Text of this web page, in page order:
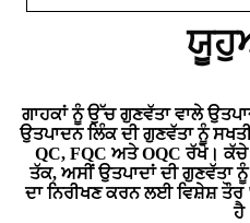
ਗਾਹਕਾਂ ਨੂੰ ਉੱਚ ਗੁਣਵੱਤਾ ਵਾਲੇ
ਉਤਪਾਦਨ ਲਿੰਕ ਦੀ ਗੁਣਵੱਤਾ ਨੂੰ
QC, FQC ਅਤੇ OQC ਰੱਖੋ। ਕੱਚੇ
ਤੱਕ, ਅਸੀਂ ਉਤਪਾਦਾਂ ਦੀ ਗੁਣਵੱਤਾ
ਦਾ ਨਿਰੀਖਣ ਕਰਨ ਲਈ ਵਿਸ਼ੇਸ਼